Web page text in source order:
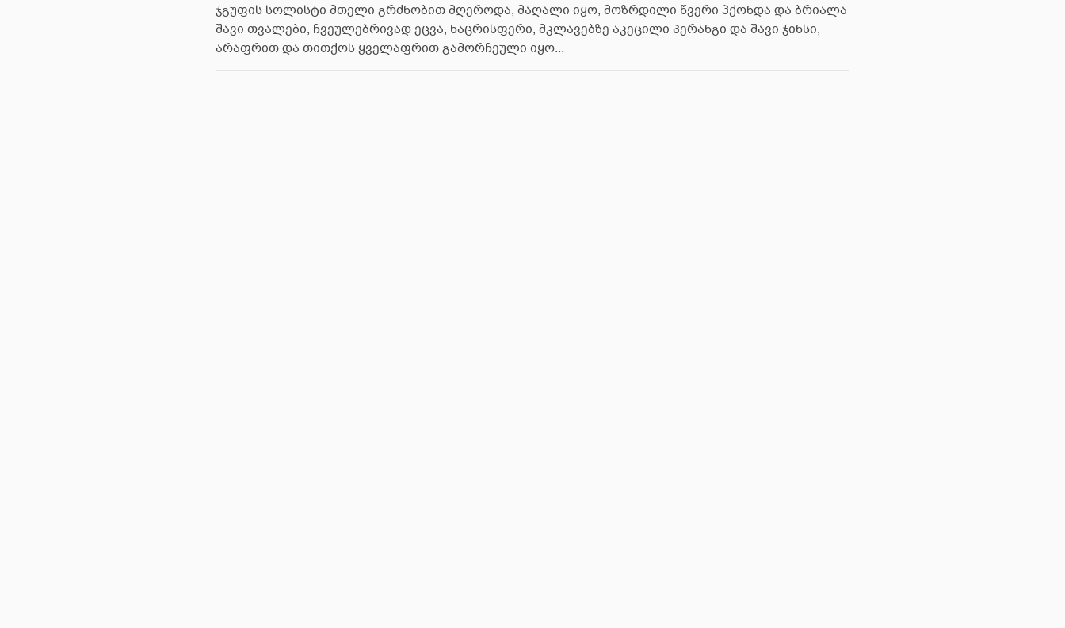
ჯგუფის სოლისტი მთელი გრძნობით მღეროდა, მაღალი იყო, მოზრდილი წვერი ჰქონდა და ბრიალა
შავი თვალები, ჩვეულებრივად ეცვა, ნაცრისფერი, მკლავებზე აკეცილი პერანგი და შავი ჯინსი,
არაფრით და თითქოს ყველაფრით გამორჩეული იყო...